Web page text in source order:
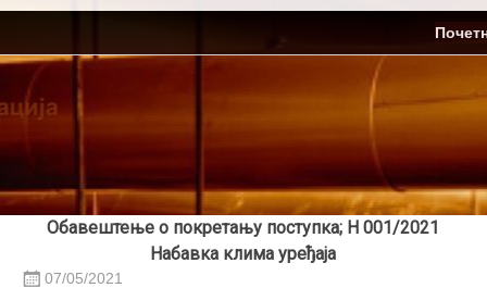
Skip
content
Обавештење о покретању поступка; Н 001/2021
Набавка клима уређаја
07/05/2021